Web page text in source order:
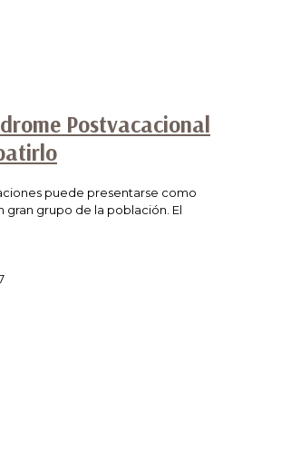
Postvacacional
puede presentarse como
gran grupo de la población. El